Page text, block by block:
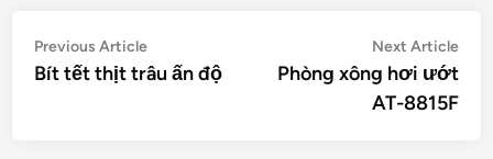
Điều
hướng
Previous ArticlePrevious
article:
Bít tết thịt trâu ấn độ
Next Article
Phòng xông hơi ướt
AT-8815F